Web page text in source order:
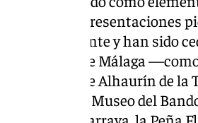
Estas representaciones
permanente y han sido
de Málaga
la Pollinica de Alhaurín de la
de Málaga, el Museo del